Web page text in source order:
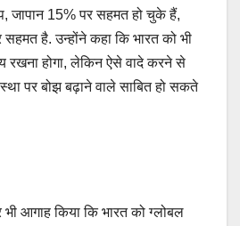
जापान 15% पर सहमत हो चुके हैं,
है. उन्होंने कहा कि भारत को भी
रखना होगा, लेकिन ऐसे वादे करने से
पर बोझ बढ़ाने वाले साबित हो सकते
आगाह किया कि भारत को ग्लोबल